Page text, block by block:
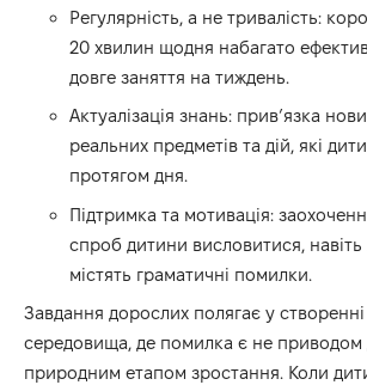
Регулярність, а не тривалість:
20 хвилин щодня набагато
довге заняття на тиждень.
Актуалізація знань: прив’язка
реальних предметів та дій, які
протягом дня.
Підтримка та мотивація:
спроб дитини висловитися,
містять граматичні помилки.
Завдання дорослих полягає у
середовища, де помилка є не приводом
природним етапом зростання. Коли